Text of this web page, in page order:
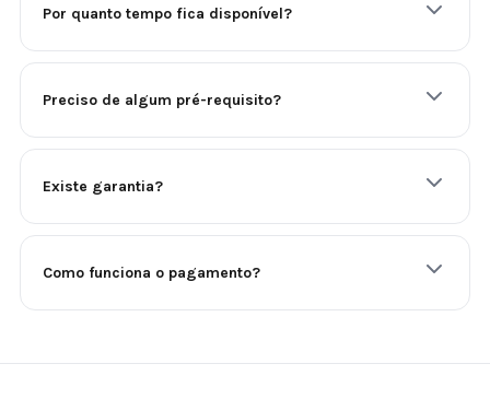
Por quanto tempo fica disponível?
Preciso de algum pré-requisito?
Existe garantia?
Como funciona o pagamento?